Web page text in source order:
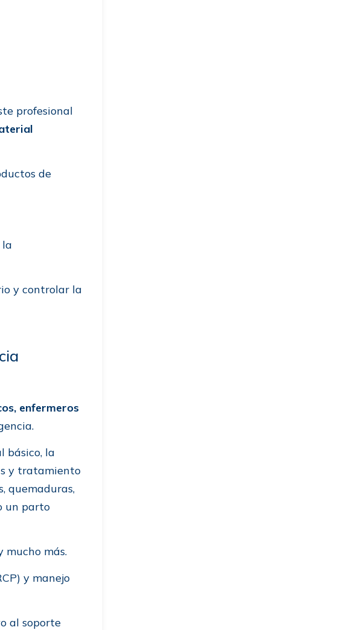
profesional
de
la
y controlar la
enfermeros
básico, la
y tratamiento
quemaduras,
un parto
mucho más.
y manejo
al soporte